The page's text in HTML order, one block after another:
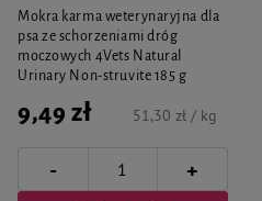
Mokra karma weterynaryjna dla
psa ze schorzeniami dróg
moczowych 4Vets Natural
Urinary Non-struvite 185 g
9,49 zł 51,30 zł / kg
- +